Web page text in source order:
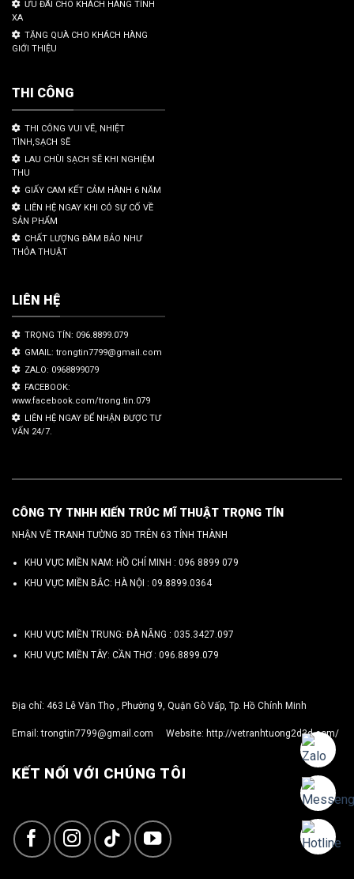
ƯU ĐÃI CHO KHÁCH HÀNG TỈNH
XA
TẶNG QUÀ CHO KHÁCH HÀNG
GIỚI THIỆU
THI CÔNG
THI CÔNG VUI VẼ, NHIỆT
TÌNH,SẠCH SẼ
LAU CHÙI SẠCH SẼ KHI NGHIỆM
THU
GIẤY CAM KẾT CẢM HÀNH 6 NĂM
LIÊN HỆ NGAY KHI CÓ SỰ CỐ VỀ
SẢN PHẨM
CHẤT LƯỢNG ĐÀM BẢO NHƯ
THỎA THUẬT
LIÊN HỆ
TRỌNG TÍN: 096.8899.079
GMAIL: trongtin7799@gmail.com
ZALO: 0968899079
FACEBOOK:
www.facebook.com/trong.tin.079
LIÊN HỆ NGAY ĐỂ NHẬN ĐƯỢC TƯ
VẤN 24/7.
CÔNG TY TNHH KIẾN TRÚC MĨ THUẬT TRỌNG TÍN
NHẬN VẼ TRANH TƯỜNG 3D TRÊN 63 TỈNH THÀNH
KHU VỰC MIỀN NAM: HỒ CHÍ MINH : 096 8899 079
KHU VỰC MIỀN BẮC: HÀ NỘI : 09.8899.0364
KHU VỰC MIỀN TRUNG: ĐÀ NẴNG : 035.3427.097
KHU VỰC MIỀN TÂY: CẦN THƠ : 096.8899.079
Địa chỉ: 463 Lê Văn Thọ , Phường 9, Quận Gò Vấp, Tp. Hồ Chính Minh
Email:trongtin7799@gmail.com Website: http://vetranhtuong2d3d.com/
KẾT NỐI VỚI CHÚNG TÔI